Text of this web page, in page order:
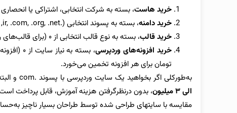
خرید هاست، بسته به شرکت انتخابی، اشتراکی یا انحصاری بودن هاست و
خرید دامنه، بسته به پسوند انتخابی (.ir, .com, .org, .net, …) از ۱۰ تا ۴۰۰ هزار تومان برآورد می‎‌شود.
خرید قالب، بسته به نوع قالب انتخابی از ۰ (برای قالب‌های رایگان) تا بیش از ۲۰۰ هزار تومان هزینه‌بردار است.
خرید افزونه‌های وردپرسی
تومان برای هر افزونه تخمین می‌خورد.
به‌طورکلی اگر بخواهید یک سایت وردپرسی با پسوند .com و البته با قدرتی مشابه سایت‎‌های دیگر برای خود راه‌اندازی کنید، چیزی حدود
الی ۳ میلیون
، بدون درنظرگرفتن هزینه آموزش، قابل پرداخت
مقایسه با سایت‎های طراحی شده توسط طراحان بسیار ناچیز به‌حساب می‌آید.